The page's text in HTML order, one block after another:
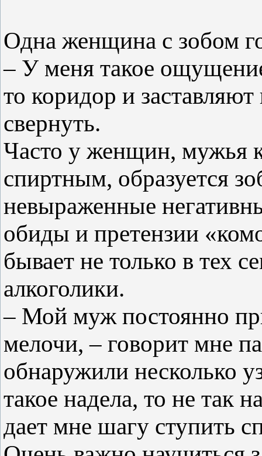
Одна женщина с зобом
– У меня такое
то коридор и
свернуть.
Часто у женщин, мужья
спиртным, образуется
невыраженные
обиды и претензии
бывает не только в тех
алкоголики.
– Мой муж постоянно
мелочи, – говорит мне
обнаружили несколько
такое надела, то не так
дает мне шагу ступить